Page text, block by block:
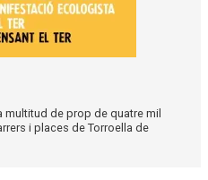
multitud de prop de quatre mil
i places de Torroella de